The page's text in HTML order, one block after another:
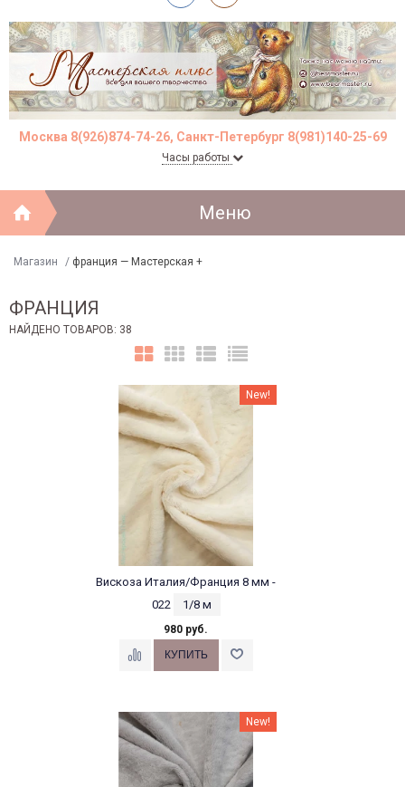
Москва 8(926)874-74-26, Санкт-Петербург 8(981)140-25-69
Часы работы
Меню
Магазин / франция — Мастерская +
ФРАНЦИЯ
НАЙДЕНО ТОВАРОВ: 38
New!
Вискоза Италия/Франция 8 мм -
022
1/8 м
980 руб.
New!